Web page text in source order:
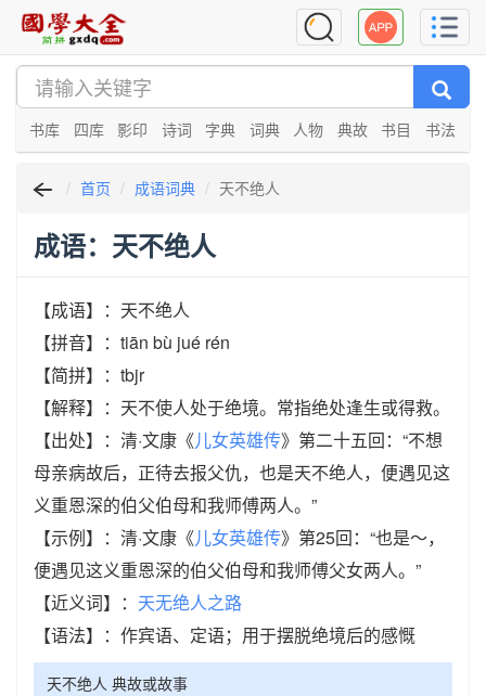
书库 四库 影印 诗词 字典 词典 人物 典故 书目 书法
首页 成语词典 天不绝人
成语：天不绝人
【成语】：天不绝人
【拼音】：tiān bù jué rén
【简拼】：tbjr
【解释】：天不使人处于绝境。常指绝处逢生或得救。
【出处】：清·文康《儿女英雄传》第二十五回：“不想
母亲病故后，正待去报父仇，也是天不绝人，便遇见这
义重恩深的伯父伯母和我师傅两人。”
【示例】：清·文康《儿女英雄传》第25回：“也是～，
便遇见这义重恩深的伯父伯母和我师傅父女两人。”
【近义词】： 天无绝人之路
【语法】：作宾语、定语；用于摆脱绝境后的感慨
天不绝人 典故或故事